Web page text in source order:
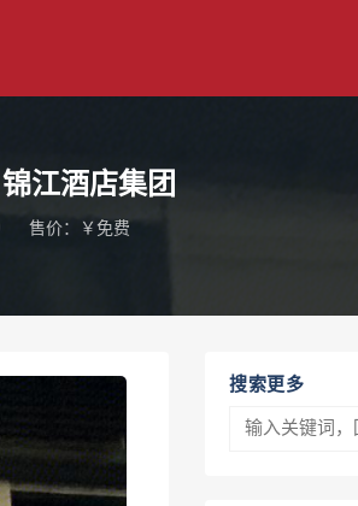
江酒店集团
售价：￥免费
搜索更多